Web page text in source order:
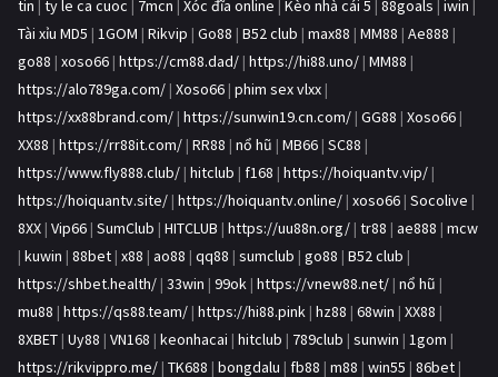
tin | ty le ca cuoc | 7mcn | Xóc đĩa online | Kèo nhà cái 5 | 88goals | iwin |
Tài xỉu MD5 | 1GOM | Rikvip | Go88 | B52 club | max88 | MM88 | Ae888 |
go88 | xoso66 | https://cm88.dad/ | https://hi88.uno/ | MM88 |
https://alo789ga.com/ | Xoso66 | phim sex vlxx |
https://xx88brand.com/ | https://sunwin19.cn.com/ | GG88 | Xoso66 |
XX88 | https://rr88it.com/ | RR88 | nổ hũ | MB66 | SC88 |
https://www.fly888.club/ | hitclub | f168 | https://hoiquantv.vip/ |
https://hoiquantv.site/ | https://hoiquantv.online/ | xoso66 | Socolive |
8XX | Vip66 | SumClub | HITCLUB | https://uu88n.org/ | tr88 | ae888 | mcw
| kuwin | 88bet | x88 | ao88 | qq88 | sumclub | go88 | B52 club |
https://shbet.health/ | 33win | 99ok | https://vnew88.net/ | nổ hũ |
mu88 | https://qs88.team/ | https://hi88.pink | hz88 | 68win | XX88 |
8XBET | Uy88 | VN168 | keonhacai | hitclub | 789club | sunwin | 1gom |
https://rikvippro.me/ | TK688 | bongdalu | fb88 | m88 | win55 | 86bet |